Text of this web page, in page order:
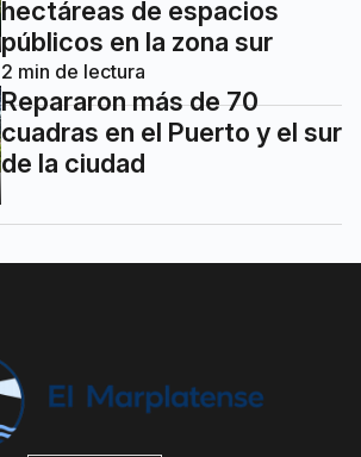
hectáreas de espacios
públicos en la zona sur
2 min de lectura
Repararon más de 70
cuadras en el Puerto y el sur
de la ciudad